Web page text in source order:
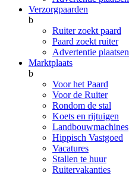
Verzorgpaarden
b
Ruiter zoekt paard
Paard zoekt ruiter
Advertentie plaatsen
Marktplaats
b
Voor het Paard
Voor de Ruiter
Rondom de stal
Koets en rijtuigen
Landbouwmachines
Hippisch Vastgoed
Vacatures
Stallen te huur
Ruitervakanties